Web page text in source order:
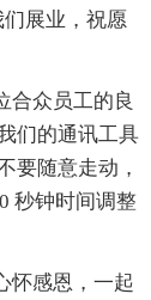
展业，祝愿
合众员工的良
们的通讯工具
要随意走动，
秒钟时间调整
怀感恩，一起